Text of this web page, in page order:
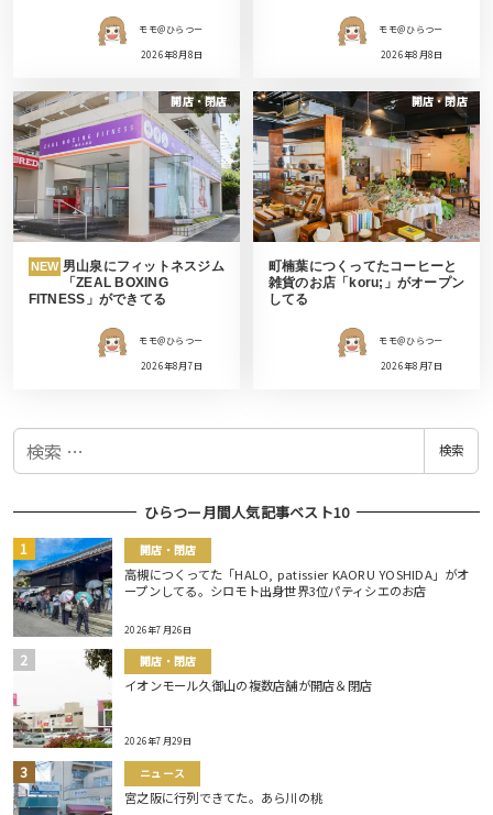
モモ＠ひらつー
2026年8月8日
モモ＠ひらつー
2026年8月8日
開店・閉店
NEW 男山泉にフィットネスジム
「ZEAL BOXING
FITNESS」ができてる
モモ＠ひらつー
2026年8月7日
開店・閉店
町楠葉につくってたコーヒーと
雑貨のお店「koru;」がオープン
してる
モモ＠ひらつー
2026年8月7日
検
検索
ひらつー月間人気記事ベスト10
開店・閉店
高槻につくってた「HALO, patissier KAORU YOSHIDA」がオ
ープンしてる。シロモト出身世界3位パティシエのお店
2026年7月26日
開店・閉店
イオンモール久御山の複数店舗が開店＆閉店
2026年7月29日
ニュース
宮之阪に行列できてた。あら川の桃